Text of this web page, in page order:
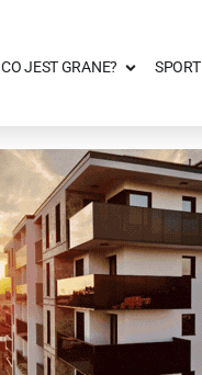
CO JEST GRANE? SPORT